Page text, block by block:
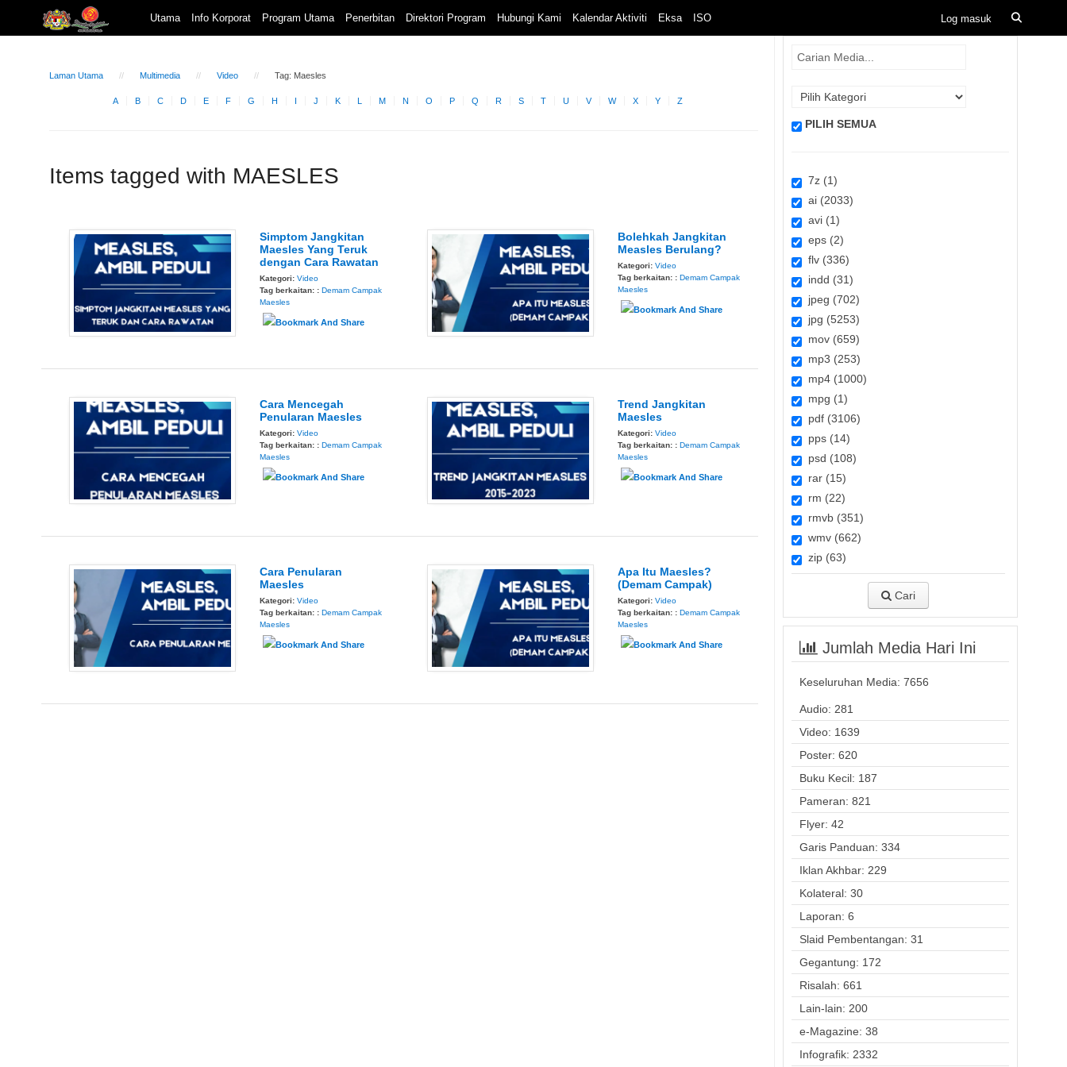
Utama Info Korporat Program Utama Penerbitan Direktori Program Hubungi Kami Kalendar Aktiviti Eksa ISO
Laman Utama Multimedia Video Tag: Maesles
A B C D E F G H I J K L M N O P Q R S T U V W X Y Z
Items tagged with MAESLES
Simptom Jangkitan
Maesles Yang Teruk
dengan Cara Rawatan
Kategori: Video
Tag berkaitan: : Demam Campak
Maesles
Bolehkah Jangkitan
Measles Berulang?
Kategori:Video
Tag berkaitan: :Demam Campak
Maesles
Cara Mencegah
Penularan Maesles
Kategori: Video
Tag berkaitan: : Demam Campak
Maesles
Trend Jangkitan
Maesles
Kategori:Video
Tag berkaitan: :Demam Campak
Maesles
Cara Penularan
Maesles
Kategori: Video
Tag berkaitan: : Demam Campak
Maesles
Apa Itu Maesles?
(Demam Campak)
Kategori:Video
Tag berkaitan: :Demam Campak
Maesles
PILIH SEMUA
7z (1)
ai (2033)
avi (1)
eps (2)
flv (336)
indd (31)
jpeg (702)
jpg (5253)
mov (659)
mp3 (253)
mp4 (1000)
mpg (1)
pdf (3106)
pps (14)
psd (108)
rar (15)
rm (22)
rmvb (351)
wmv (662)
zip (63)
Cari
Jumlah Media Hari Ini
Keseluruhan Media: 7656
Audio: 281
Video: 1639
Poster: 620
Buku Kecil: 187
Pameran: 821
Flyer: 42
Garis Panduan: 334
Iklan Akhbar: 229
Kolateral: 30
Laporan: 6
Slaid Pembentangan: 31
Gegantung: 172
Risalah: 661
Lain-lain: 200
e-Magazine: 38
Infografik: 2332